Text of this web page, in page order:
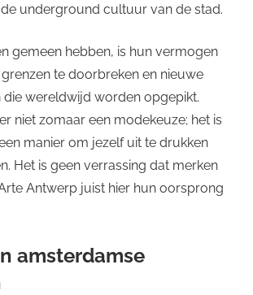
underground cultuur van de stad.
gemeen hebben, is hun vermogen
te doorbreken en nieuwe
die wereldwijd worden opgepikt.
niet zomaar een modekeuze; het is
manier om jezelf uit te drukken
Het is geen verrassing dat merken
Antwerp juist hier hun oorsprong
amsterdamse